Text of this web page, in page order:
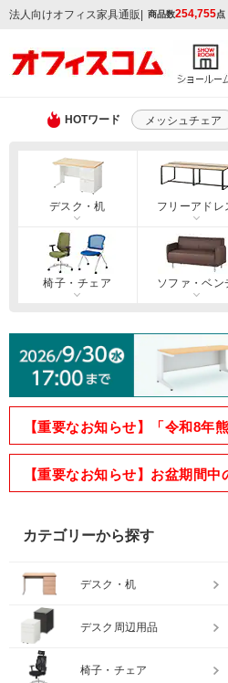
法人向けオフィス家具通販 | 商品数254,755点
HOTワード メッシュチェア
デスク・机 フリーアドレ
椅子・チェア ソファ・ベン
【重要なお知らせ】「令和8年
【重要なお知らせ】お盆期間
カテゴリーから探す
デスク・机
デスク周辺用品
椅子・チェア